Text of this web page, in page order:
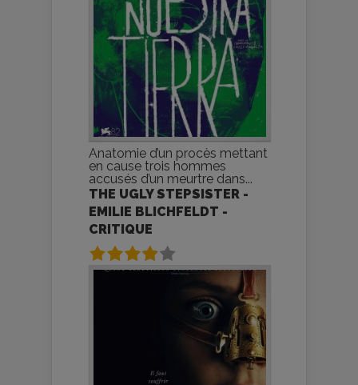
Anatomie d’un procès mettant
en cause trois hommes
accusés d’un meurtre dans...
THE UGLY STEPSISTER -
EMILIE BLICHFELDT -
CRITIQUE